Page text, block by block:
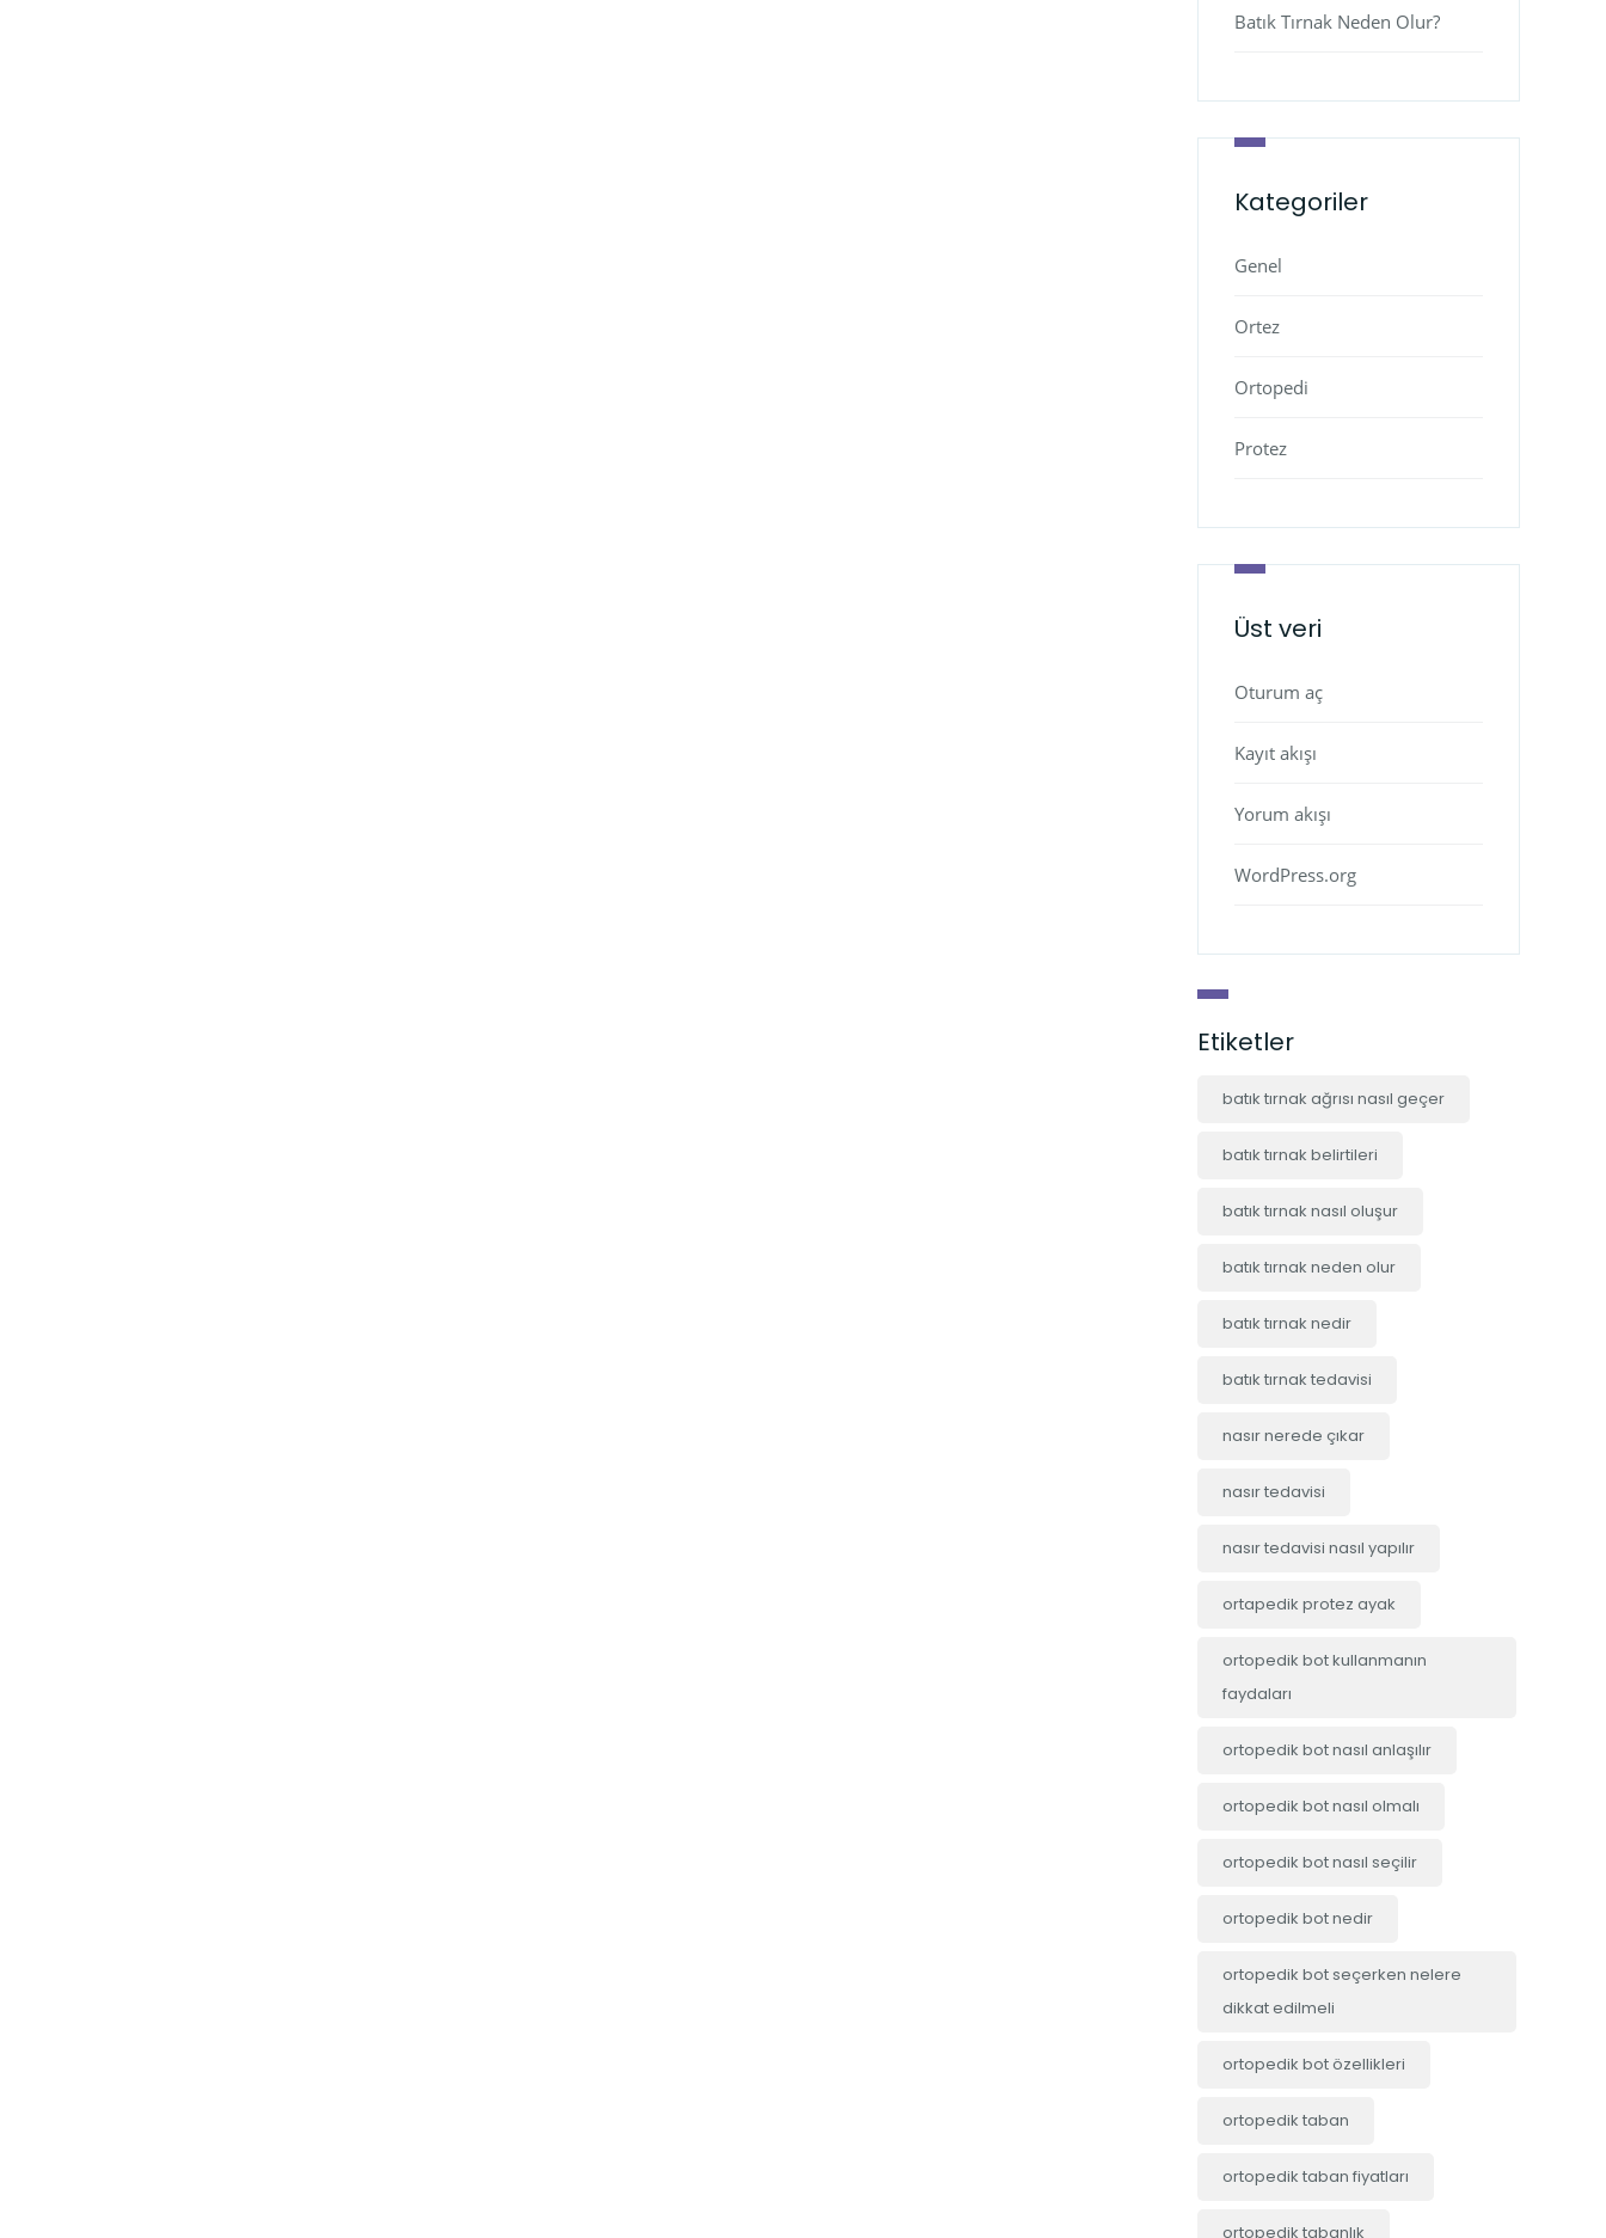
Batık Tırnak Neden Olur?
Kategoriler
Genel
Ortez
Ortopedi
Protez
Üst veri
Oturum aç
Kayıt akışı
Yorum akışı
WordPress.org
Etiketler
batık tırnak ağrısı nasıl geçer
batık tırnak belirtileri
batık tırnak nasıl oluşur
batık tırnak neden olur
batık tırnak nedir
batık tırnak tedavisi
nasır nerede çıkar
nasır tedavisi
nasır tedavisi nasıl yapılır
ortapedik protez ayak
ortopedik bot kullanmanın
faydaları
ortopedik bot nasıl anlaşılır
ortopedik bot nasıl olmalı
ortopedik bot nasıl seçilir
ortopedik bot nedir
ortopedik bot seçerken nelere
dikkat edilmeli
ortopedik bot özellikleri
ortopedik taban
ortopedik taban fiyatları
ortopedik tabanlık